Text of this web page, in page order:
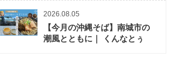
2026.08.05
【今月の沖縄そば】南城市の
潮風とともに｜ くんなとぅ